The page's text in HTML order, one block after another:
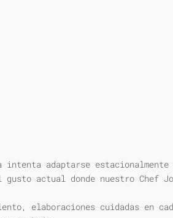
adaptarse
actual donde nuestro Chef
elaboraciones cuidadas en